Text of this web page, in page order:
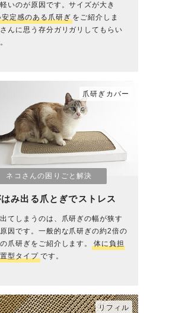
いのが原因です。サイズが大き
安定感のある爪研ぎ をご紹介しま
んに思う存分ガリガリしてもらい
ネコさんの困りごと解決
み出る爪とぎでストレス
てしまうのは、爪研ぎの幅が狭す
因です。一般的な爪研ぎの約2倍の
爪研ぎをご紹介します。
体に負担
型タイプ です。
爪研ぎカバー
リフィル